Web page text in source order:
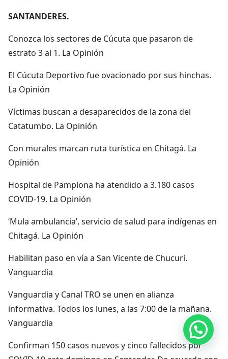
SANTANDERES.
Conozca los sectores de Cúcuta que pasaron de
estrato 3 al 1. La Opinión
El Cúcuta Deportivo fue ovacionado por sus hinchas.
La Opinión
Víctimas buscan a desaparecidos de la zona del
Catatumbo. La Opinión
Con murales marcan ruta turística en Chitagá. La
Opinión
Hospital de Pamplona ha atendido a 3.180 casos
COVID-19. La Opinión
‘Mula ambulancia’, servicio de salud para indígenas en
Chitagá. La Opinión
Habilitan paso en vía a San Vicente de Chucurí.
Vanguardia
Vanguardia y Canal TRO se unen en alianza
informativa. Todos los lunes, a las 7:00 de la mañana.
Vanguardia
Confirman 150 casos nuevos y cinco fallecidos por
Hola, por aquí puedes contactarnos